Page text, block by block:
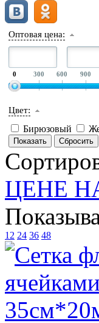
Оптовая цена:
0 300 600 900
Цвет:
Бирюзовый
ЦЕНЕ
12 24 36 48